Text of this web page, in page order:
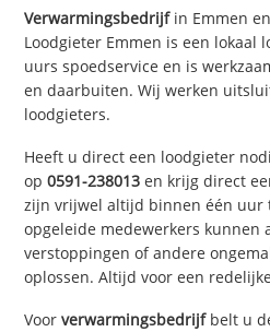
Verwarmingsbedrijfin Emmen
Loodgieter Emmen is een lokaal
uurs spoedservice en is
en daarbuiten. Wij werken
loodgieters.
Heeft u direct een loodgieter
op0591-238013 en krijg direct
zijn vrijwel altijd binnen één uur
opgeleide medewerkers kunnen
verstoppingen of andere
oplossen. Altijd voor een
Voorverwarmingsbedrijfbelt u